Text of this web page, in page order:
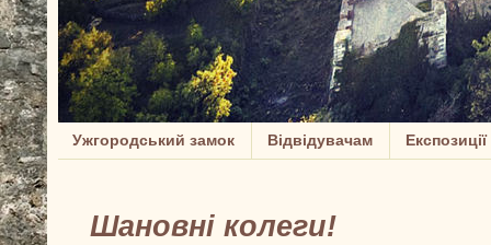
Ужгородський замок Відвідувачам Експозиції
Шановні колеги!